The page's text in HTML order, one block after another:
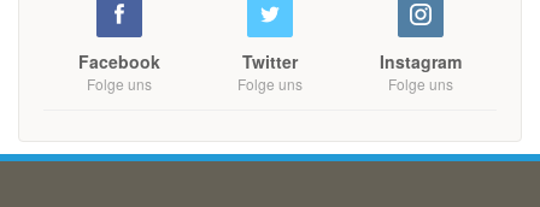
Facebook
Folge uns
Twitter
Folge uns
Instagram
Folge uns